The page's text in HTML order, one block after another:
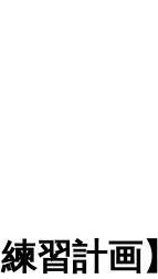
習計画】